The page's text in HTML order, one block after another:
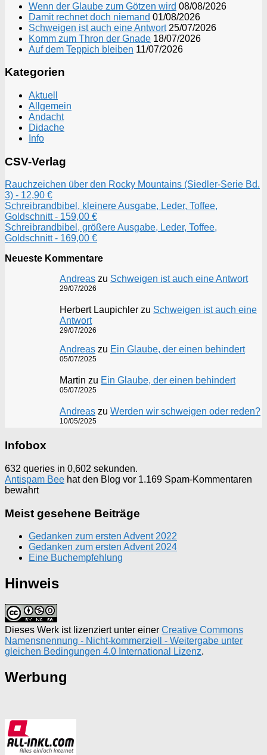
Wenn der Glaube zum Götzen wird 08/08/2026
Damit rechnet doch niemand 01/08/2026
Schweigen ist auch eine Antwort 25/07/2026
Komm zum Thron der Gnade 18/07/2026
Auf dem Teppich bleiben 11/07/2026
Kategorien
Aktuell
Allgemein
Andacht
Didache
Info
CSV-Verlag
Rauchzeichen über den Rocky Mountains (Siedler-Serie Bd.
3) - 12,90 €
Schreibrandbibel, kleinere Ausgabe, Leder, Toffee,
Goldschnitt - 159,00 €
Schreibrandbibel, größere Ausgabe, Leder, Toffee,
Goldschnitt - 169,00 €
Neueste Kommentare
Andreas zu Schweigen ist auch eine Antwort
29/07/2026
Herbert Laupichler zu Schweigen ist auch eine
Antwort
29/07/2026
Andreas zu Ein Glaube, der einen behindert
05/07/2025
Martin zu Ein Glaube, der einen behindert
05/07/2025
Andreas zu Werden wir schweigen oder reden?
10/05/2025
Infobox
632 queries in 0,602 sekunden.
Antispam Bee hat den Blog vor 1.169 Spam-Kommentaren
bewahrt
Meist gesehene Beiträge
Gedanken zum ersten Advent 2022
Gedanken zum ersten Advent 2024
Eine Buchempfehlung
Hinweis
Dieses Werk ist lizenziert unter einer Creative Commons
Namensnennung - Nicht-kommerziell - Weitergabe unter
gleichen Bedingungen 4.0 International Lizenz.
Werbung